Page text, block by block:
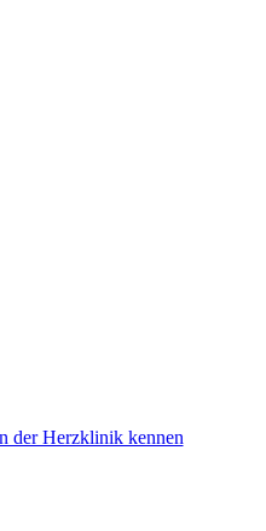
der Herzklinik kennen